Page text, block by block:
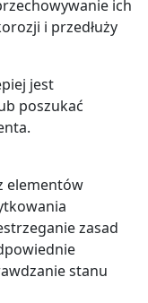
ich
i przedłuży
jest
poszukać
elementów
zasad
stanu